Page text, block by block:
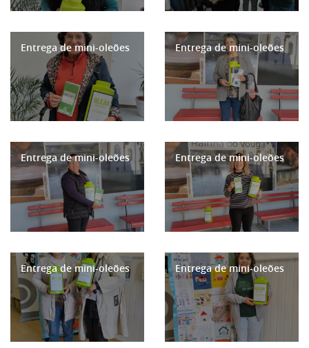
Entrega de mini-oleões Entrega de mini-oleões
Entrega de mini-oleões Entrega de mini-oleões
Entrega de mini-oleões Entrega de mini-oleões